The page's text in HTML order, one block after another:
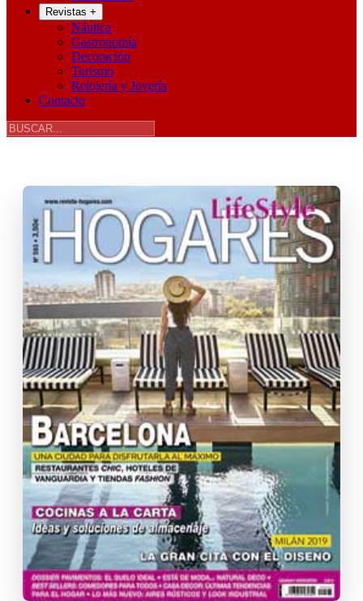
Revistas +
Náutica
Gastronomía
Decoración
Turismo
Relojería y Joyería
Contacto